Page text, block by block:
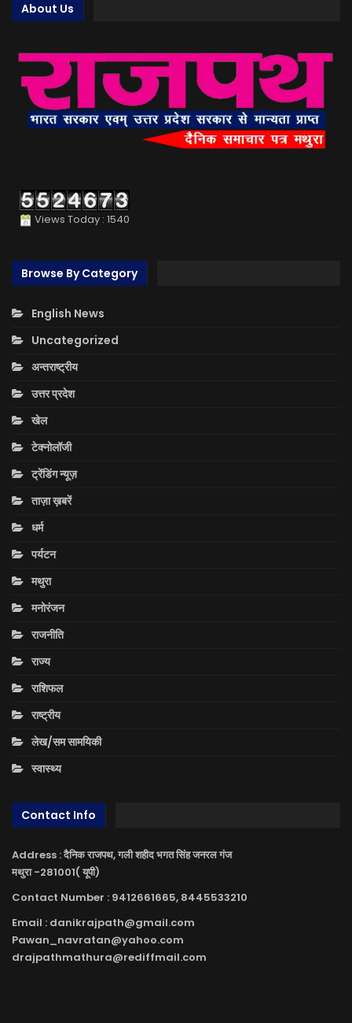
About Us
Views Today : 1540
Browse By Category
English News
Uncategorized
अन्तराष्ट्रीय
उत्तर प्रदेश
खेल
टेक्नोलॉजी
ट्रेंडिंग न्यूज़
ताज़ा ख़बरें
धर्म
पर्यटन
मथुरा
मनोरंजन
राजनीति
राज्य
राशिफल
राष्ट्रीय
लेख/सम सामयिकी
स्वास्थ्य
Contact Info
Address : दैनिक राजपथ, गली शहीद भगत सिंह जनरल गंज
मथुरा -281001( यूपी)
Contact Number : 9412661665, 8445533210
Email : danikrajpath@gmail.com
Pawan_navratan@yahoo.com
drajpathmathura@rediffmail.com